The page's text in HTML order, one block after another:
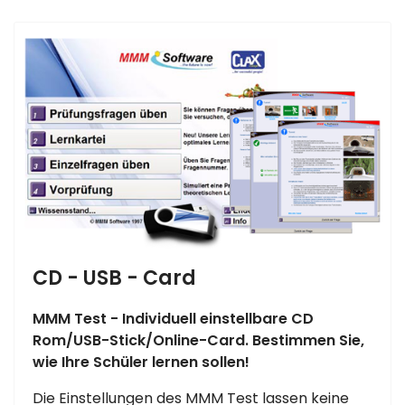
CD - USB - Card
MMM Test - Individuell einstellbare CD
Rom/USB-Stick/Online-Card. Bestimmen Sie,
wie Ihre Schüler lernen sollen!
Die Einstellungen des MMM Test lassen keine